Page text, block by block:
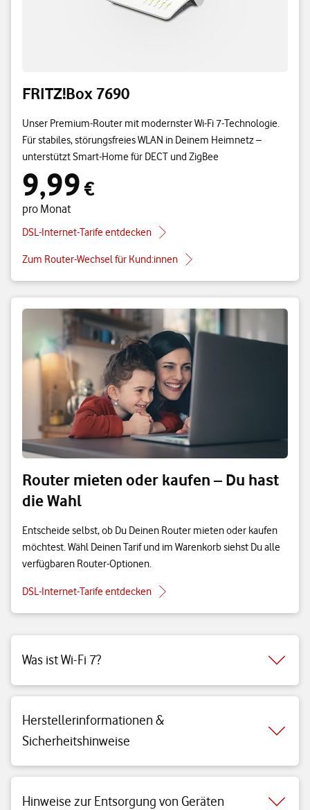
FRITZ!Box 7690
Unser Premium-Router mit modernster Wi-Fi 7-Technologie.
Für stabiles, störungsfreies WLAN in Deinem Heimnetz –
unterstützt Smart-Home für DECT und ZigBee
9,99 € pro Monat
9,99 €
pro Monat
DSL-Internet-Tarife entdecken
Zum Router-Wechsel für Kund:innen
Router mieten oder kaufen – Du hast
die Wahl
Entscheide selbst, ob Du Deinen Router mieten oder kaufen
möchtest. Wähl Deinen Tarif und im Warenkorb siehst Du alle
verfügbaren Router-Optionen.
DSL-Internet-Tarife entdecken
Was ist Wi-Fi 7?
Herstellerinformationen &
Sicherheitshinweise
Hinweise zur Entsorgung von Geräten